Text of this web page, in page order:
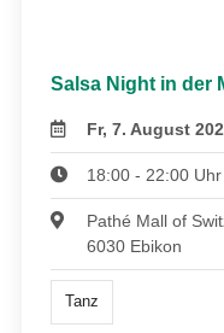
Salsa Night in der
Fr, 7. August
18:00 - 22:00 Uhr
Pathé Mall of
6030 Ebikon
Tanz